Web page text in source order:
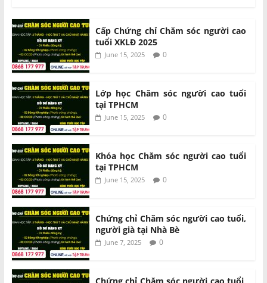
Cấp Chứng chỉ Chăm sóc người cao
tuổi XKLĐ 2025
June 15, 2025 0
Lớp học Chăm sóc người cao tuổi
tại TPHCM
June 15, 2025 0
Khóa học Chăm sóc người cao tuổi
tại TPHCM
June 15, 2025 0
Chứng chỉ Chăm sóc người cao tuổi,
người già tại Nhà Bè
June 7, 2025 0